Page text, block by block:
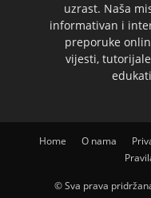
uzrast. Naša
informativan i
preporuke
vijesti,
Home O nama
© Sva prava